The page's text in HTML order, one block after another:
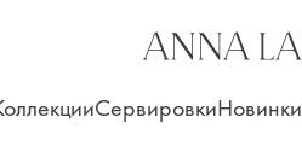
СервировкиНовинки